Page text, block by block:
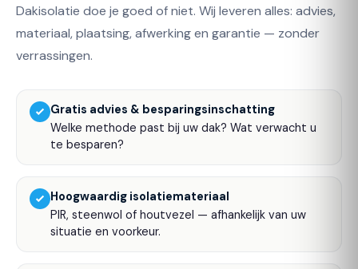
Dakisolatie doe je goed of niet. Wij leveren alles: advies,
materiaal, plaatsing, afwerking en garantie — zonder
verrassingen.
Gratis advies & besparingsinschatting
Welke methode past bij uw dak? Wat verwacht u
te besparen?
Hoogwaardig isolatiemateriaal
PIR, steenwol of houtvezel — afhankelijk van uw
situatie en voorkeur.